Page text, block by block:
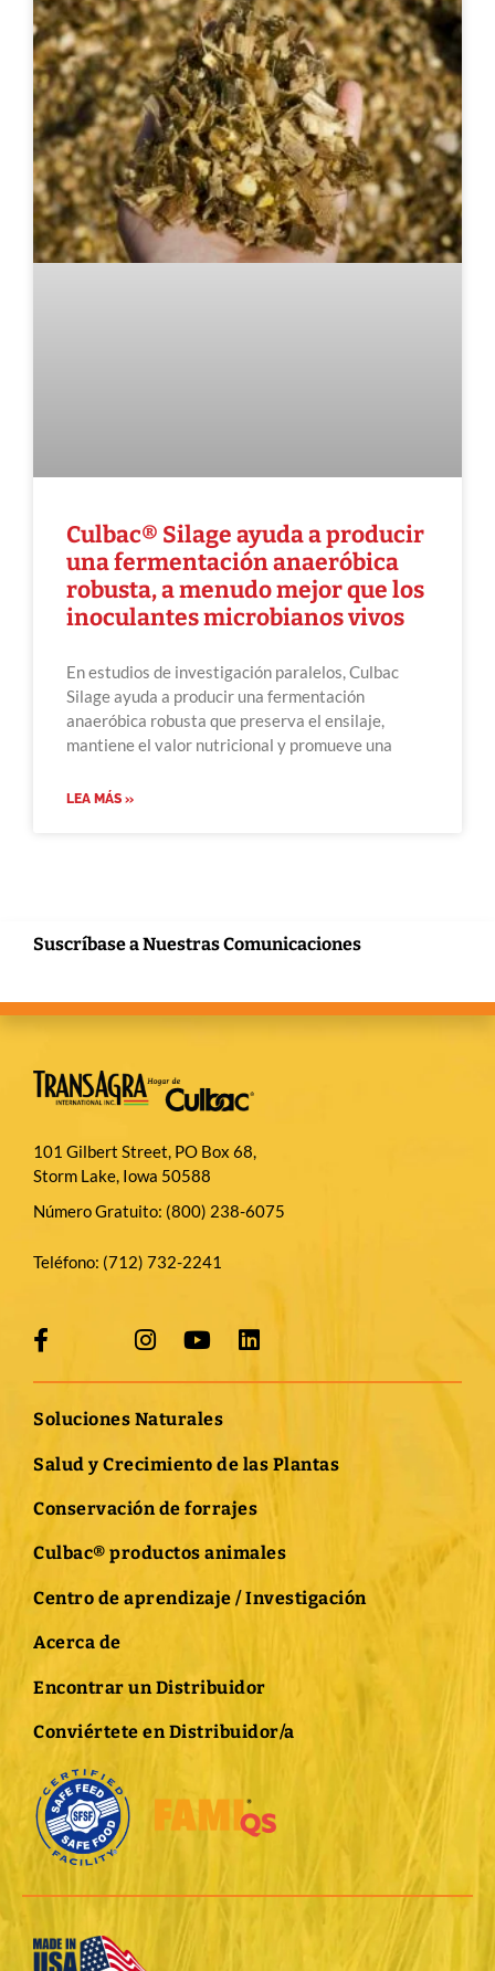
Culbac® Silage ayuda a producir
una fermentación anaeróbica
robusta, a menudo mejor que los
inoculantes microbianos vivos
En estudios de investigación paralelos, Culbac
Silage ayuda a producir una fermentación
anaeróbica robusta que preserva el ensilaje,
mantiene el valor nutricional y promueve una
LEA MÁS »
Suscríbase a Nuestras Comunicaciones
101 Gilbert Street, PO Box 68,
Storm Lake, Iowa 50588
Número Gratuito: (800) 238-6075
Teléfono: (712) 732-2241
Soluciones Naturales
Salud y Crecimiento de las Plantas
Conservación de forrajes
Culbac® productos animales
Centro de aprendizaje / Investigación
Acerca de
Encontrar un Distribuidor
Conviértete en Distribuidor/a